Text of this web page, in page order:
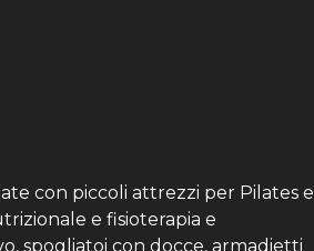
con piccoli attrezzi per Pilates e
e fisioterapia e
spogliatoi con docce, armadietti